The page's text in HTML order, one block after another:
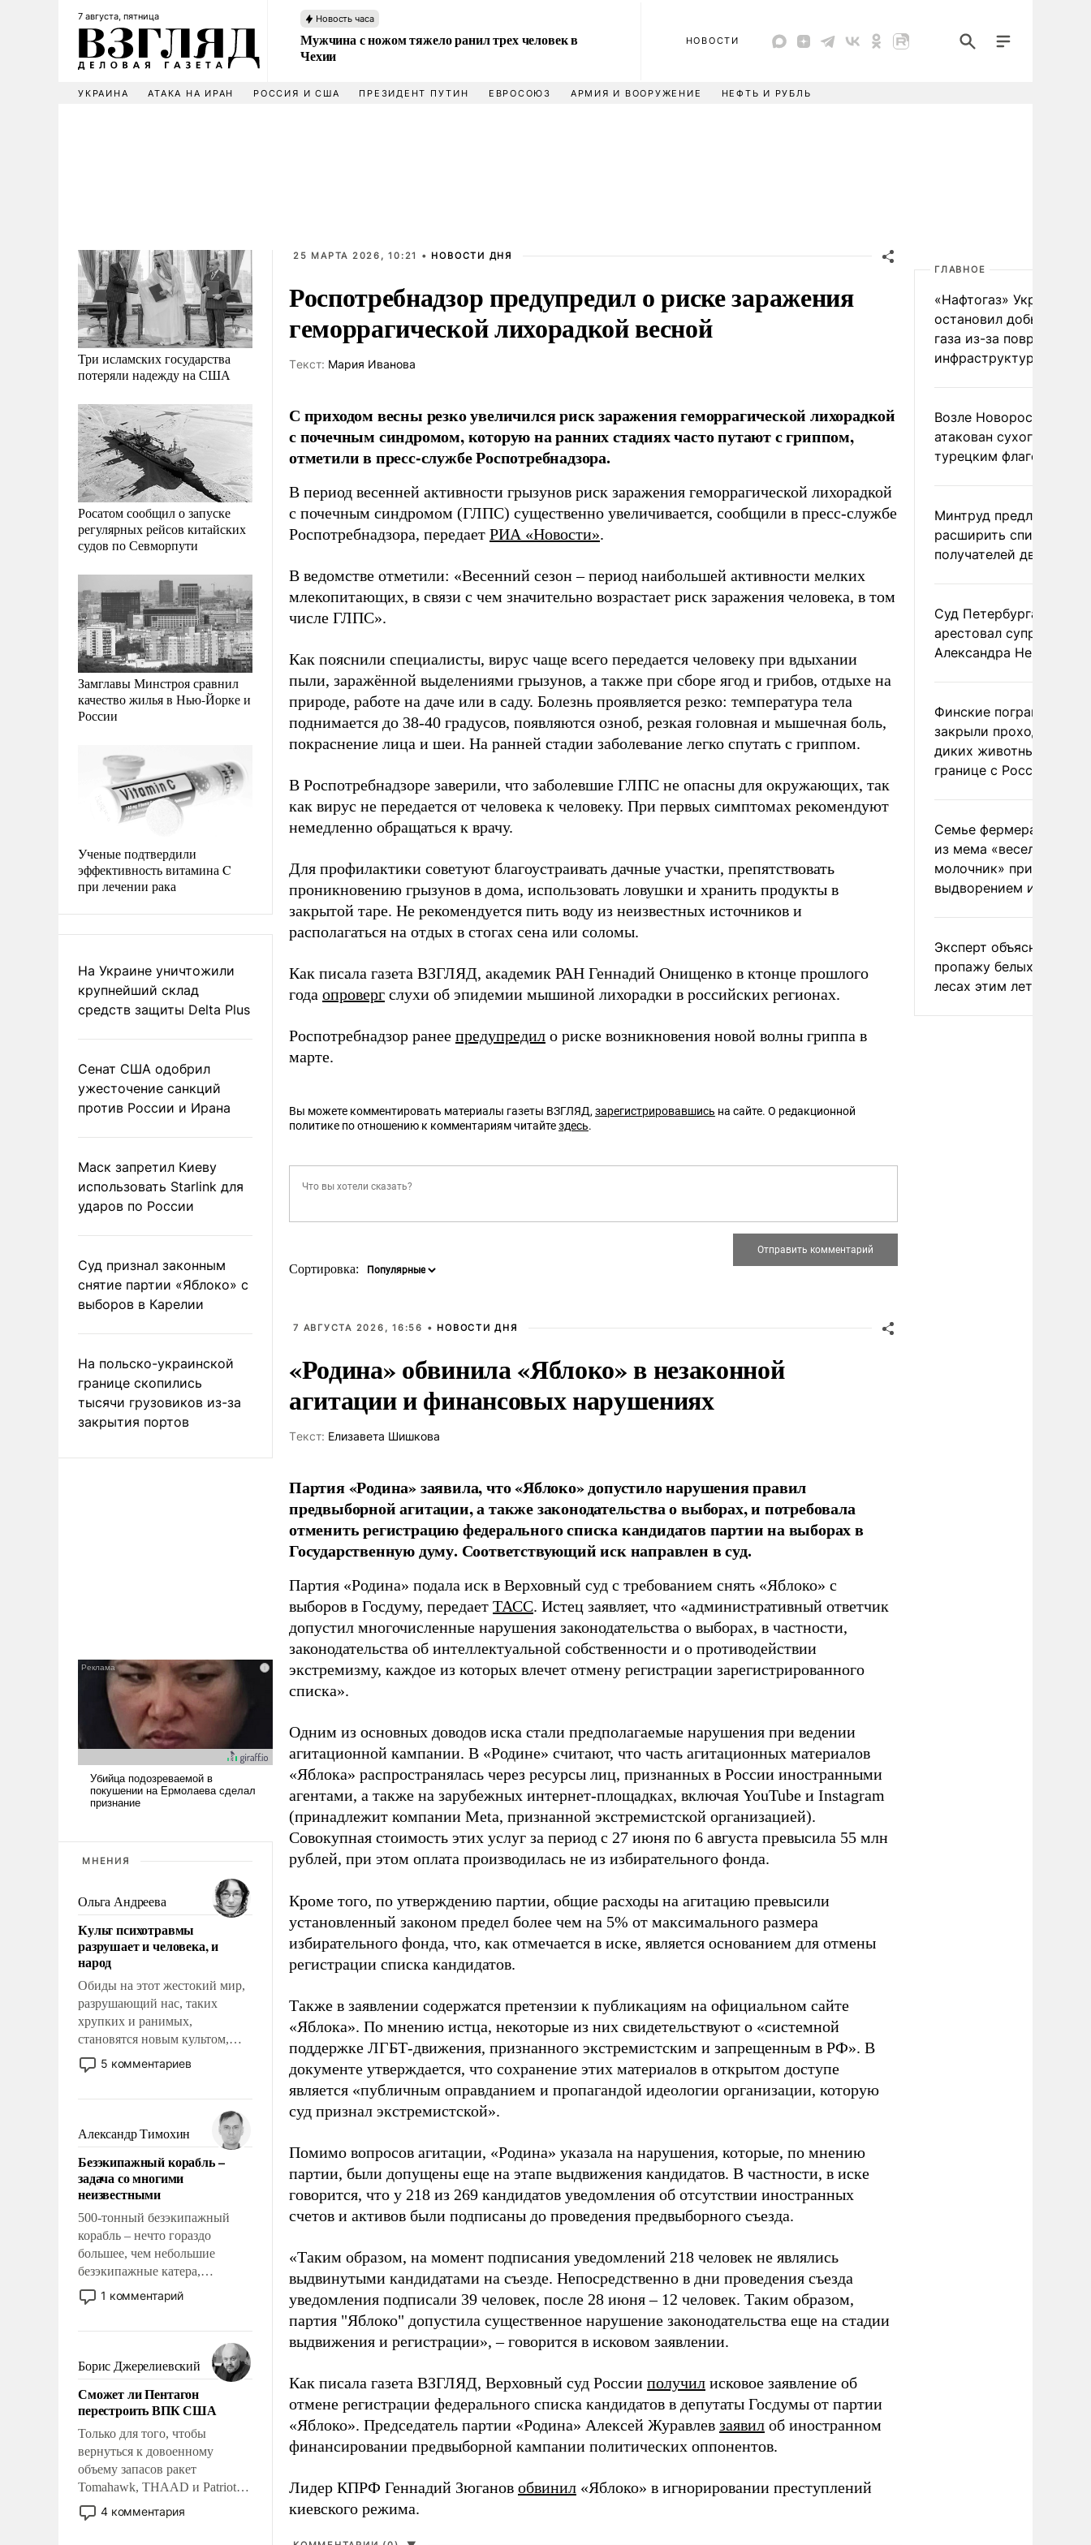
7 августа, пятница Новость часа
Мужчина с ножом тяжело ранил трех человек в
Чехии
НОВОСТИ
УКРАИНА АТАКА НА ИРАН РОССИЯ И США ПРЕЗИДЕНТ ПУТИН ЕВРОСОЮЗ АРМИЯ И ВООРУЖЕНИЕ НЕФТЬ И РУБЛЬ
Три исламских государства
потеряли надежду на США
Росатом сообщил о запуске
регулярных рейсов китайских
судов по Севморпути
Замглавы Минстроя сравнил
качество жилья в Нью-Йорке и
России
Ученые подтвердили
эффективность витамина C
при лечении рака
На Украине уничтожили
крупнейший склад
средств защиты Delta Plus
Сенат США одобрил
ужесточение санкций
против России и Ирана
Маск запретил Киеву
использовать Starlink для
ударов по России
Суд признал законным
снятие партии «Яблоко» с
выборов в Карелии
На польско-украинской
границе скопились
тысячи грузовиков из-за
закрытия портов
МНЕНИЯ
Ольга Андреева
Культ психотравмы
разрушает и человека, и
народ
Обиды на этот жестокий мир,
разрушающий нас, таких
хрупких и ранимых,
становятся новым культом,
постепенно вытесняя и
отменяя традиционное
мужественным и твердым под
ударами судьбы, брать на себя
ответственность, помогать
слабым, идти вперед и
адаптироваться.
5 комментариев
Александр Тимохин
Безэкипажный корабль –
задача со многими
неизвестными
500-тонный безэкипажный
корабль – нечто гораздо
большее, чем небольшие
безэкипажные катера,
применение которых уже
стало обыденностью. Задача по
сложна и амбициозна. Однако
и ее реализация радикально
поднимет наши боевые
возможности.
1 комментарий
Борис Джерелиевский
Сможет ли Пентагон
перестроить ВПК США
Только для того, чтобы
вернуться к довоенному
объему запасов ракет
Tomahawk, THAAD и Patriot
США потребуется более трех
лет. Даже небольшая война с
4 комментария
25 МАРТА 2026, 10:21 • НОВОСТИ ДНЯ
Роспотребнадзор предупредил о риске заражения
геморрагической лихорадкой весной
Tекст: Мария Иванова
С приходом весны резко увеличился риск заражения геморрагической лихорадкой
с почечным синдромом, которую на ранних стадиях часто путают с гриппом,
отметили в пресс-службе Роспотребнадзора.
В период весенней активности грызунов риск заражения геморрагической лихорадкой
с почечным синдромом (ГЛПС) существенно увеличивается, сообщили в пресс-службе
Роспотребнадзора, передает РИА «Новости».
В ведомстве отметили: «Весенний сезон – период наибольшей активности мелких
млекопитающих, в связи с чем значительно возрастает риск заражения человека, в том
числе ГЛПС».
Как пояснили специалисты, вирус чаще всего передается человеку при вдыхании
пыли, заражённой выделениями грызунов, а также при сборе ягод и грибов, отдыхе на
природе, работе на даче или в саду. Болезнь проявляется резко: температура тела
поднимается до 38-40 градусов, появляются озноб, резкая головная и мышечная боль,
покраснение лица и шеи. На ранней стадии заболевание легко спутать с гриппом.
В Роспотребнадзоре заверили, что заболевшие ГЛПС не опасны для окружающих, так
как вирус не передается от человека к человеку. При первых симптомах рекомендуют
немедленно обращаться к врачу.
Для профилактики советуют благоустраивать дачные участки, препятствовать
проникновению грызунов в дома, использовать ловушки и хранить продукты в
закрытой таре. Не рекомендуется пить воду из неизвестных источников и
располагаться на отдых в стогах сена или соломы.
Как писала газета ВЗГЛЯД, академик РАН Геннадий Онищенко в ктонце прошлого
года опроверг слухи об эпидемии мышиной лихорадки в российских регионах.
Роспотребнадзор ранее предупредил о риске возникновения новой волны гриппа в
марте.
Вы можете комментировать материалы газеты ВЗГЛЯД, зарегистрировавшись на сайте. О редакционной
политике по отношению к комментариям читайтездесь.
Сортировка:
7 АВГУСТА 2026, 16:56 • НОВОСТИ ДНЯ
«Родина» обвинила «Яблоко» в незаконной
агитации и финансовых нарушениях
Tекст: Елизавета Шишкова
Партия «Родина» заявила, что «Яблоко» допустило нарушения правил
предвыборной агитации, а также законодательства о выборах, и потребовала
отменить регистрацию федерального списка кандидатов партии на выборах в
Государственную думу. Соответствующий иск направлен в суд.
Партия «Родина» подала иск в Верховный суд с требованием снять «Яблоко» с
выборов в Госдуму, передает ТАСС. Истец заявляет, что «административный ответчик
допустил многочисленные нарушения законодательства о выборах, в частности,
законодательства об интеллектуальной собственности и о противодействии
экстремизму, каждое из которых влечет отмену регистрации зарегистрированного
списка».
Одним из основных доводов иска стали предполагаемые нарушения при ведении
агитационной кампании. В «Родине» считают, что часть агитационных материалов
«Яблока» распространялась через ресурсы лиц, признанных в России иностранными
агентами, а также на зарубежных интернет-площадках, включая YouTube и Instagram
(принадлежит компании Meta, признанной экстремистской организацией).
Совокупная стоимость этих услуг за период с 27 июня по 6 августа превысила 55 млн
рублей, при этом оплата производилась не из избирательного фонда.
Кроме того, по утверждению партии, общие расходы на агитацию превысили
установленный законом предел более чем на 5% от максимального размера
избирательного фонда, что, как отмечается в иске, является основанием для отмены
регистрации списка кандидатов.
Также в заявлении содержатся претензии к публикациям на официальном сайте
«Яблока». По мнению истца, некоторые из них свидетельствуют о «системной
поддержке ЛГБТ-движения, признанного экстремистским и запрещенным в РФ». В
документе утверждается, что сохранение этих материалов в открытом доступе
является «публичным оправданием и пропагандой идеологии организации, которую
суд признал экстремистской».
Помимо вопросов агитации, «Родина» указала на нарушения, которые, по мнению
партии, были допущены еще на этапе выдвижения кандидатов. В частности, в иске
говорится, что у 218 из 269 кандидатов уведомления об отсутствии иностранных
счетов и активов были подписаны до проведения предвыборного съезда.
«Таким образом, на момент подписания уведомлений 218 человек не являлись
выдвинутыми кандидатами на съезде. Непосредственно в дни проведения съезда
уведомления подписали 39 человек, после 28 июня – 12 человек. Таким образом,
партия "Яблоко" допустила существенное нарушение законодательства еще на стадии
выдвижения и регистрации», – говорится в исковом заявлении.
Как писала газета ВЗГЛЯД, Верховный суд России получил исковое заявление об
отмене регистрации федерального списка кандидатов в депутаты Госдумы от партии
«Яблоко». Председатель партии «Родина» Алексей Журавлев заявил об иностранном
финансировании предвыборной кампании политических оппонентов.
Лидер КПРФ Геннадий Зюганов обвинил «Яблоко» в игнорировании преступлений
киевского режима.
ГЛАВНОЕ
«Нафтогаз» Украины
остановил добычу
газа из-за повреждения
инфраструктуры
Возле Новороссийска
атакован сухогруз под
турецким флагом
Минтруд предложил
расширить список
получателей двух
Суд Петербурга заочно
арестовал супругу
Александра Невзорова
Финские пограничники
закрыли проходы для
диких животных на
границе с Россией
Семье фермера
из мема «веселый
молочник» пригрозили
выдворением из
Эксперт объяснил
пропажу белых грибов
лесах этим летом